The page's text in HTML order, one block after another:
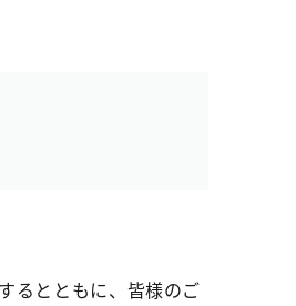
るとともに、皆様のご